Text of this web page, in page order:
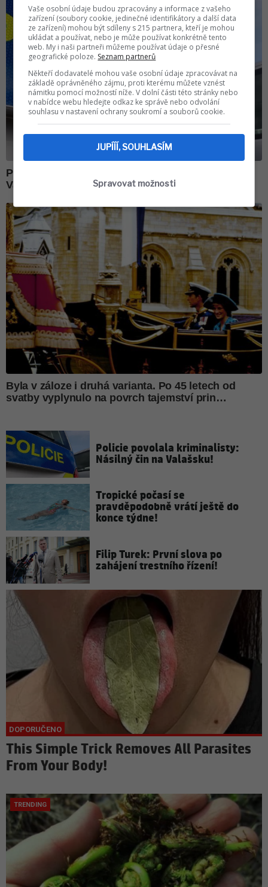
Policie povolala kriminalisty:
Násilný čin na Valašsku!
Tropické počasí se
pravděpodobně vrátí ještě do
konce týdne!
Filip Turek: První slova po
zahájení trestního řízení!
This Simple Trick Removes All Parasites
From Your Body!
Vaše osobní údaje budou zpracovány a informace z vašeho
zařízení (soubory cookie, jedinečné identifikátory a další data
ze zařízení) mohou být sdíleny s 215 partnera, kteří je mohou
ukládat a používat, nebo je může používat konkrétně tento
web. My i naši partneři můžeme používat údaje o přesné
geografické poloze. Seznam partnerů
Někteří dodavatelé mohou vaše osobní údaje zpracovávat na
základě oprávněného zájmu, proti kterému můžete vznést
námitku pomocí možností níže. V dolní části této stránky nebo
v nabídce webu hledejte odkaz ke správě nebo odvolání
souhlasu v nastavení ochrany soukromí a souborů cookie.
JUPÍÍÍ, SOUHLASÍM
Spravovat možnosti